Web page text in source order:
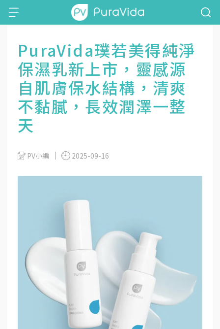
PuraVida璞若美得純淨
保濕乳新上市，靈感源
自肌膚保水結構，清爽
不黏膩，長效潤澤一整
天
PV小編 2025-09-16